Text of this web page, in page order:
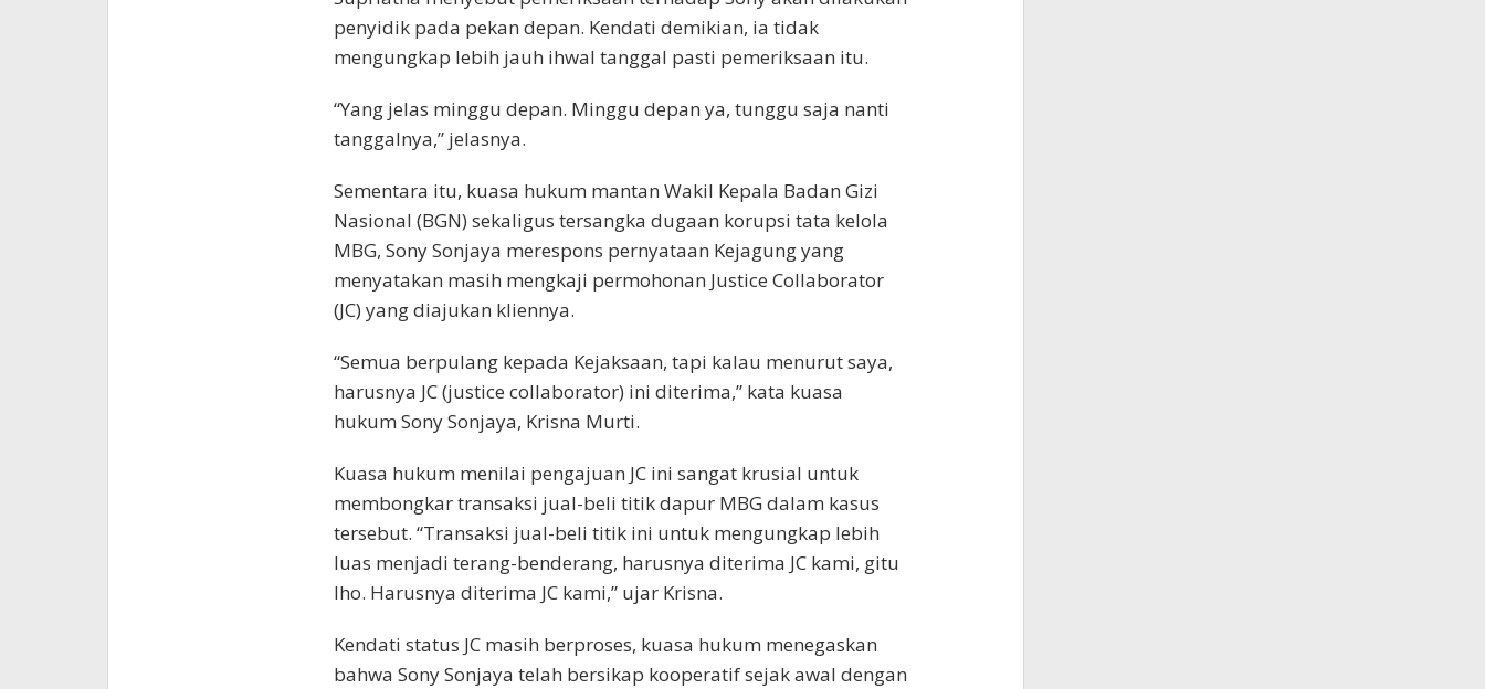
penyidik pada pekan depan. Kendati demikian, ia tidak
mengungkap lebih jauh ihwal tanggal pasti pemeriksaan itu.
“Yang jelas minggu depan. Minggu depan ya, tunggu saja nanti
tanggalnya,” jelasnya.
Sementara itu, kuasa hukum mantan Wakil Kepala Badan Gizi
Nasional (BGN) sekaligus tersangka dugaan korupsi tata kelola
MBG, Sony Sonjaya merespons pernyataan Kejagung yang
menyatakan masih mengkaji permohonan Justice Collaborator
(JC) yang diajukan kliennya.
“Semua berpulang kepada Kejaksaan, tapi kalau menurut saya,
harusnya JC (justice collaborator) ini diterima,” kata kuasa
hukum Sony Sonjaya, Krisna Murti.
Kuasa hukum menilai pengajuan JC ini sangat krusial untuk
membongkar transaksi jual-beli titik dapur MBG dalam kasus
tersebut. “Transaksi jual-beli titik ini untuk mengungkap lebih
luas menjadi terang-benderang, harusnya diterima JC kami, gitu
lho. Harusnya diterima JC kami,” ujar Krisna.
Kendati status JC masih berproses, kuasa hukum menegaskan
bahwa Sony Sonjaya telah bersikap kooperatif sejak awal dengan